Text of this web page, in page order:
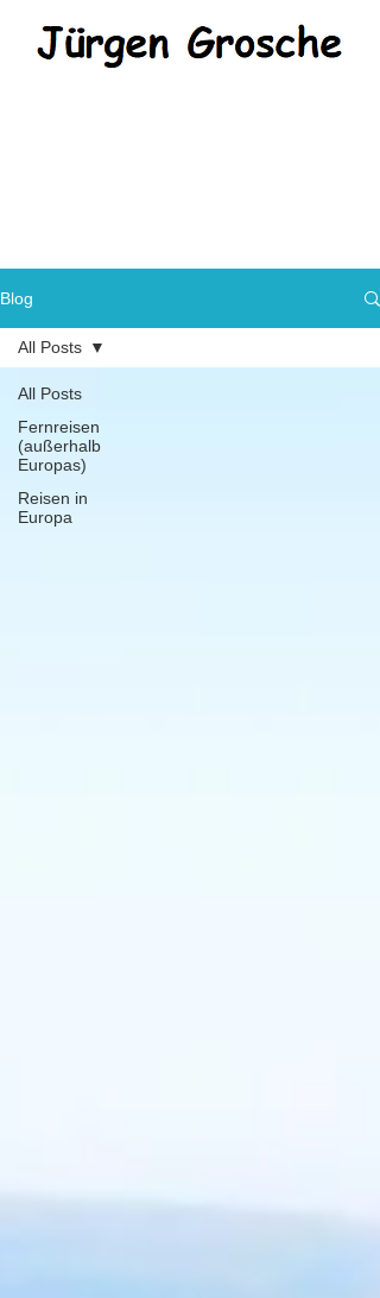
Blog
All Posts
Fernreisen
(außerhalb
Europas)
Reisen in
Europa
All Posts